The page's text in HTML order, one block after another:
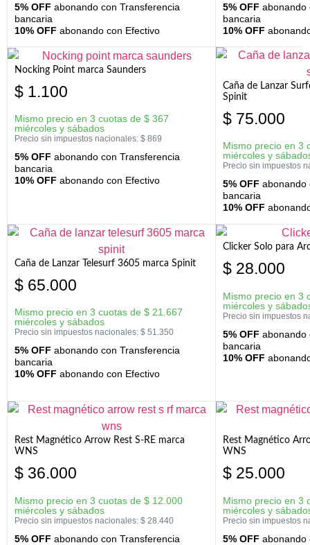
5% OFF abonando con Transferencia
bancaria
10% OFF abonando con Efectivo
5% OFF abonando
bancaria
10% OFF
Nocking Point marca Saunders
$ 1.100
Mismo precio en 3 cuotas de $ 367
miércoles y sábados
Precio sin impuestos nacionales: $ 869
5% OFF abonando con Transferencia
bancaria
10% OFF abonando con Efectivo
Caña de Lanzar
Spinit
$ 75.000
Mismo precio en 3
miércoles y
Precio sin impuestos
5% OFF abonando
bancaria
10% OFF
Caña de Lanzar Telesurf 3605 marca Spinit
$ 65.000
Mismo precio en 3 cuotas de $ 21.667
miércoles y sábados
Precio sin impuestos nacionales: $ 51.350
5% OFF abonando con Transferencia
bancaria
10% OFF abonando con Efectivo
Clicker Solo para
$ 28.000
Mismo precio en 3
miércoles y
Precio sin impuestos
5% OFF abonando
bancaria
10% OFF
Rest Magnético Arrow Rest S-RE marca
WNS
$ 36.000
Mismo precio en 3 cuotas de $ 12.000
miércoles y sábados
Precio sin impuestos nacionales: $ 28.440
5% OFF abonando con Transferencia
Rest Magnético
WNS
$ 25.000
Mismo precio en 3
miércoles y
Precio sin impuestos
5% OFF abonando